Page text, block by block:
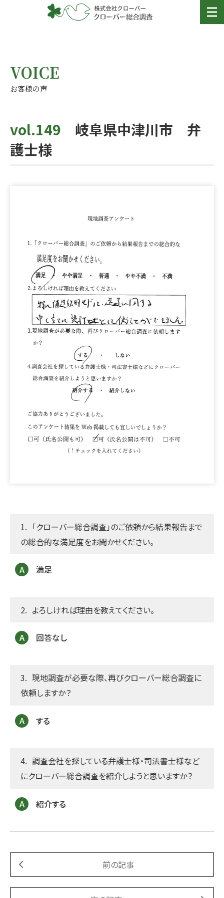
VOICE
お客様の声
vol.149 岐阜県中津川市 弁
護士様
「クローバー総合調査」のご依頼から結果報告まで
の総合的な満足度をお聞かせください。
満足
よろしければ理由を教えてください。
回答なし
現地調査が必要な際、再びクローバー総合調査に
依頼しますか？
する
調査会社を探している弁護士様・司法書士様など
にクローバー総合調査を紹介しようと思いますか？
紹介する
前の記事